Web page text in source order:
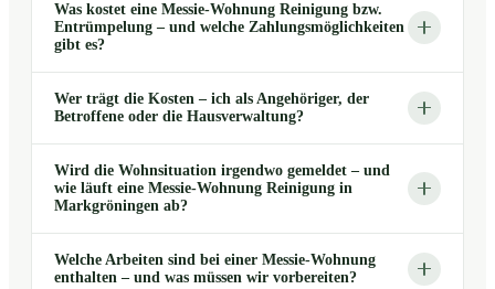
Was kostet eine Messie-Wohnung Reinigung bzw.
Entrümpelung – und welche Zahlungsmöglichkeiten
gibt es?
Wer trägt die Kosten – ich als Angehöriger, der
Betroffene oder die Hausverwaltung?
Wird die Wohnsituation irgendwo gemeldet – und
wie läuft eine Messie-Wohnung Reinigung in
Markgröningen ab?
Welche Arbeiten sind bei einer Messie-Wohnung
enthalten – und was müssen wir vorbereiten?